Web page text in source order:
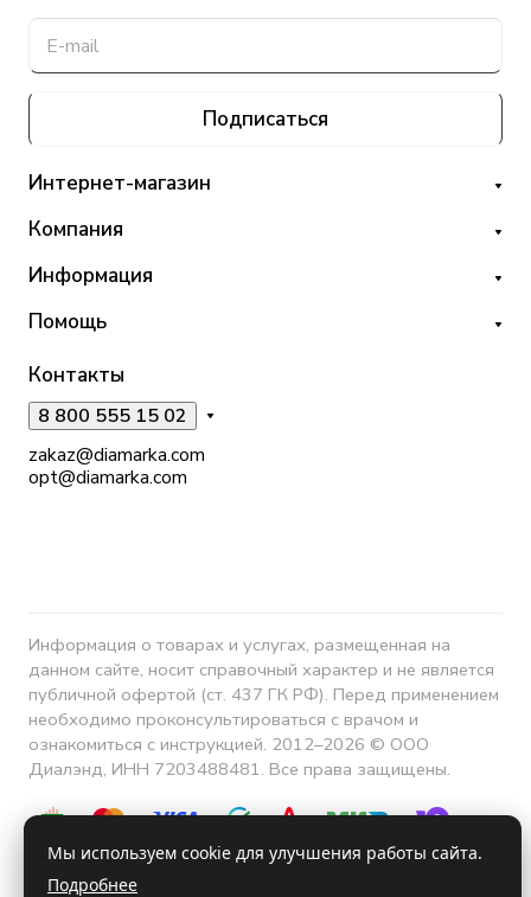
Подписаться
Интернет-магазин
Компания
Информация
Помощь
Контакты
8 800 555 15 02
zakaz@diamarka.com
opt@diamarka.com
Информация о товарах и услугах, размещенная на
данном сайте, носит справочный характер и не является
публичной офертой (ст. 437 ГК РФ). Перед применением
необходимо проконсультироваться с врачом и
ознакомиться с инструкцией. 2012–2026 © ООО
Диалэнд, ИНН 7203488481. Все права защищены.
Мы используем cookie для улучшения работы сайта.
Подробнее